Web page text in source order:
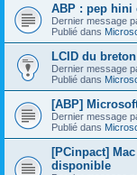
ABP : pep hini
Dernier message
Publié dans
LCID du
Dernier message
Publié dans
[ABP]
Dernier message
Publié dans
[PCinpact]
disponible